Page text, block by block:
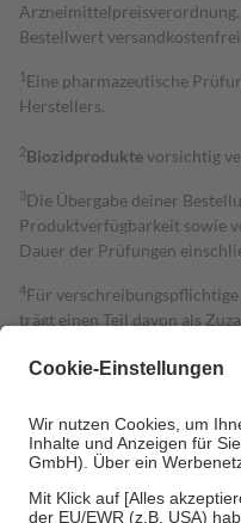
Arzneimittelpreisverordnung.
Bestell­wert
1 Eine pharmazeutische
Herstellers.
2Biozidproduktevorsichtig
3Die Übergabe deiner
Produktverfügbarkeit sowie
Dauer der Prüfungen
4Für
trägt einen Teil davon als
zu entrichten.
Bei Heilmitteln und
Um das Engagement der
• Kindern und Jugendlichen
• Untersuchungen zur